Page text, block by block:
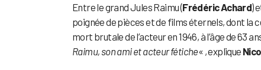
Entre le grand Jules Raimu (Frédéric Achard)
poignée de pièces et de films éternels, dont la
mort brutale de l’acteur en 1946, à l’âge de 63
Raimu, son ami et acteur fétiche« , explique